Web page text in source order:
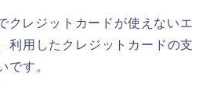
クレジットカードが使えないエ
利用したクレジットカードの支
です。